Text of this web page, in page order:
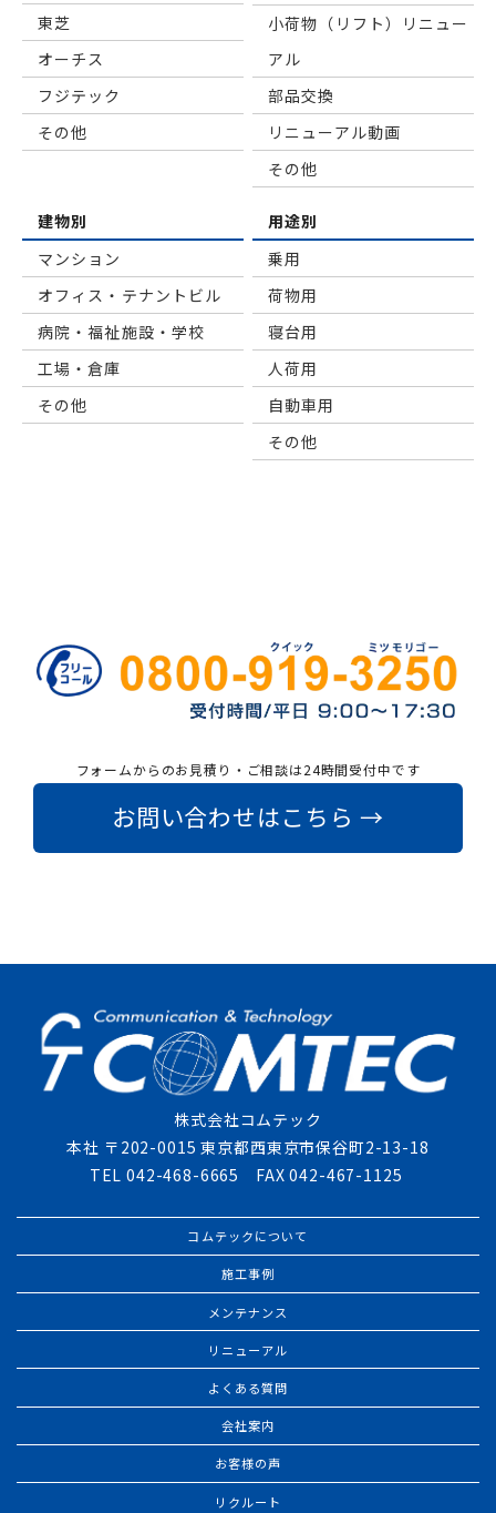
東芝
オーチス
フジテック
その他
小荷物（リフト）リニュー
アル
部品交換
リニューアル動画
その他
建物別
マンション
オフィス・テナントビル
病院・福祉施設・学校
工場・倉庫
その他
用途別
乗用
荷物用
寝台用
⼈荷⽤
自動車用
その他
フォームからのお見積り・ご相談は24時間受付中です
お問い合わせはこちら →
株式会社コムテック
本社 〒202-0015 東京都西東京市保谷町2-13-18
TEL 042-468-6665 FAX 042-467-1125
コムテックについて
施工事例
メンテナンス
リニューアル
よくある質問
会社案内
お客様の声
リクルート